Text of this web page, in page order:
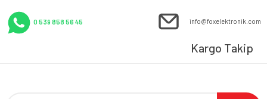
0 539 858 56 45 info@foxelektronik.com
Kargo Takip